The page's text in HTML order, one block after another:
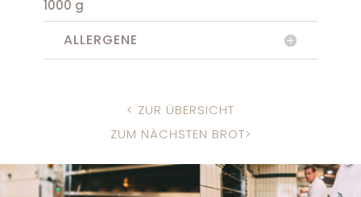
1000 g
ALLERGENE
< ZUR ÜBERSICHT
ZUM NÄCHSTEN BROT>